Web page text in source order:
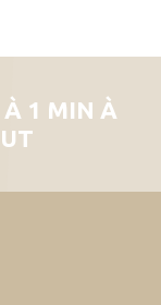
À 1 MIN À